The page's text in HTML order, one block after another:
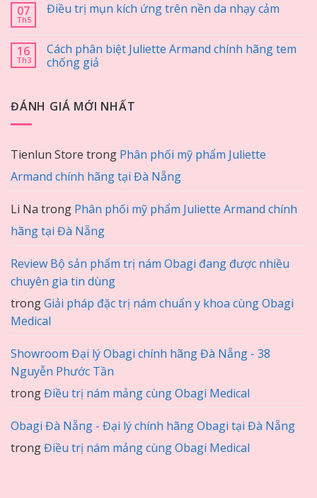
07
Th5
Điều trị mụn kích ứng trên nền da nhạy cảm
16
Th3
Cách phân biệt Juliette Armand chính hãng tem
chống giả
ĐÁNH GIÁ MỚI NHẤT
Tienlun Store trong Phân phối mỹ phẩm Juliette
Armand chính hãng tại Đà Nẵng
Li Na trong Phân phối mỹ phẩm Juliette Armand chính
hãng tại Đà Nẵng
Review Bộ sản phẩm trị nám Obagi đang được nhiều
chuyên gia tin dùng
trongGiải pháp đặc trị nám chuẩn y khoa cùng Obagi
Medical
Showroom Đại lý Obagi chính hãng Đà Nẵng - 38
Nguyễn Phước Tần
trongĐiều trị nám mảng cùng Obagi Medical
Obagi Đà Nẵng - Đại lý chính hãng Obagi tại Đà Nẵng
trongĐiều trị nám mảng cùng Obagi Medical